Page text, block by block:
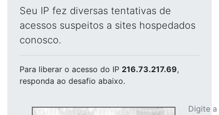
Seu IP fez diversas tentativas de
acessos suspeitos a sites hospedados
conosco.
Para liberar o acesso do IP 216.73.217.69,
responda ao desafio abaixo.
Digite